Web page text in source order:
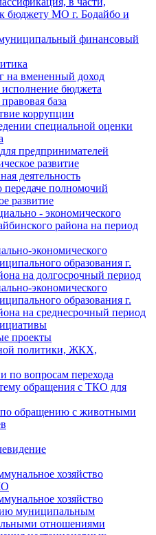
бюджету МО г. Бодайбо и
финансовый
на вмененный доход
исполнение бюджета
база
коррупции
специальной оценки
предпринимателей
развитие
деятельность
передаче полномочий
развитие
- экономического
района на период
экономического
образования г.
на долгосрочный период
экономического
образования г.
на среднесрочный период
проекты
политики, ЖКХ,
по вопросам перехода
обращения с ТКО для
обращению с животными
хозяйство
хозяйство
муниципальным
отношениями